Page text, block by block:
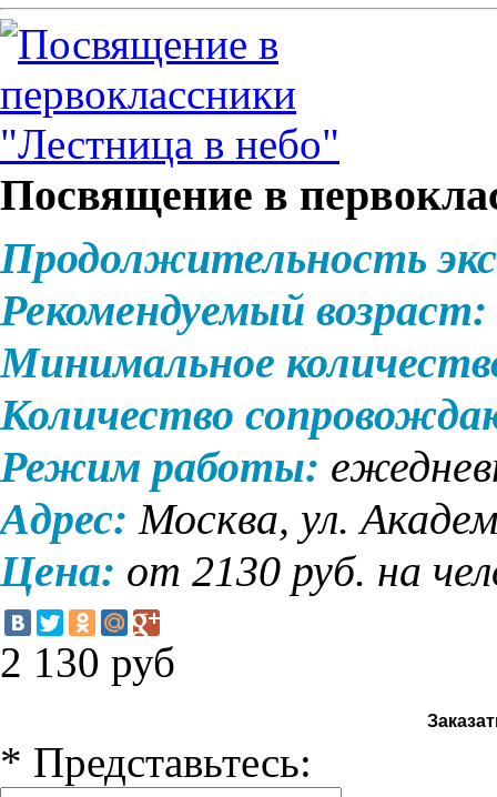
Посвящение в
Продолжительность
Рекомендуемый возраст:
Минимальное
Количество
Режим работы:
Адрес:Москва, ул.
Цена: от 2130 руб. на
2 130 руб
* Представьтесь: